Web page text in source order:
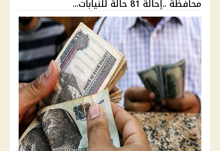
محافظة ..إحالة 81 حالة للنيابات...